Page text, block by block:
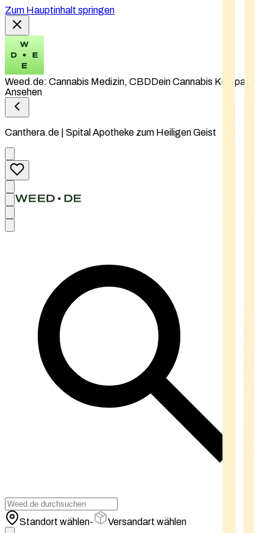
Zum Hauptinhalt springen
Weed.de: Cannabis Medizin, CBDDein Cannabis Kompass
Ansehen
Canthera.de | Spital Apotheke zum Heiligen Geist
Standort wählen- Versandart wählen